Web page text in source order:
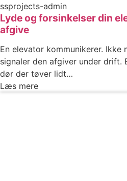
ssprojects-admin
Lyde og forsinkelser din
afgive
En elevator kommunikerer. Ikke
signaler den afgiver under drift.
dør der tøver lidt…
Læs mere